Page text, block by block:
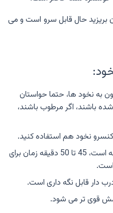
بریزید حال قابل سرو است و می
به نخود ها، حتما حواستان
باشند، اگر مرطوب باشند،
کنسرو نخود هم استفاده کنید.
اگر دمای فر بر روی 200 درجه است، 45 تا 50 دقیقه زمان برای
قوی تر می شود.